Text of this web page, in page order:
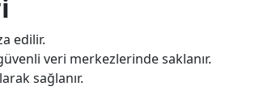
edilir.
veri merkezlerinde saklanır.
sağlanır.